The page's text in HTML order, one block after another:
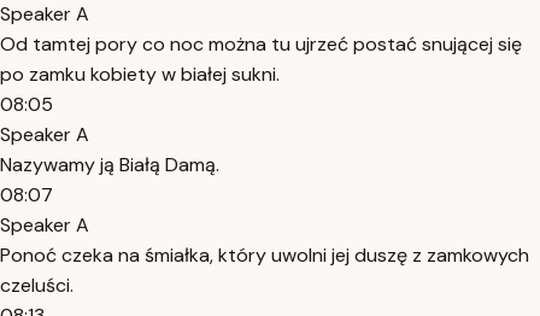
Speaker A
Od tamtej pory co noc można tu ujrzeć postać snującej się
po zamku kobiety w białej sukni.
08:05
Speaker A
Nazywamy ją Białą Damą.
08:07
Speaker A
Ponoć czeka na śmiałka, który uwolni jej duszę z zamkowych
czeluści.